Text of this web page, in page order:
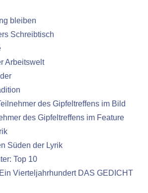
bleiben
Schreibtisch
Arbeitswelt
des Gipfeltreffens im Bild
des Gipfeltreffens im Feature
Süden der Lyrik
Top 10
Vierteljahrhundert DAS GEDICHT